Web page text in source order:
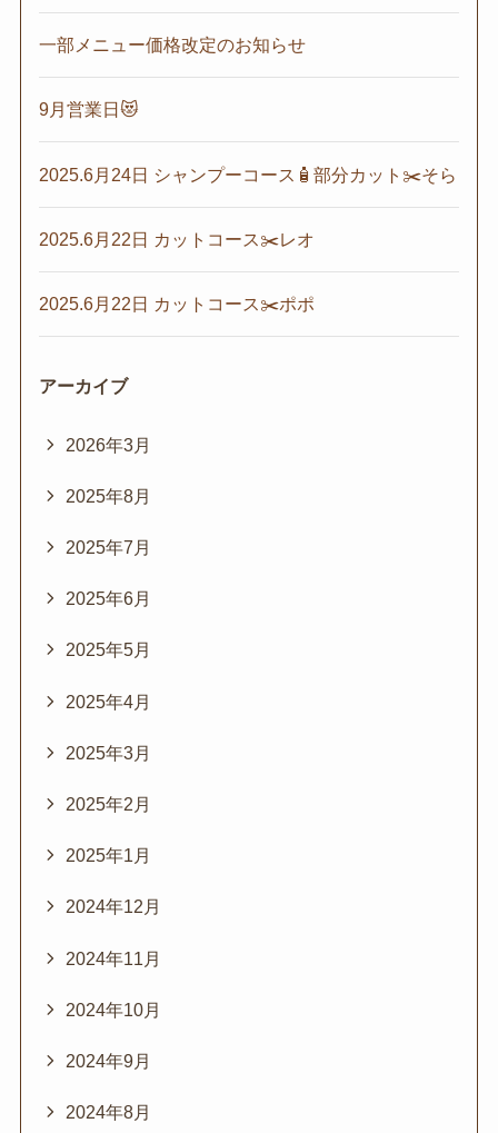
一部メニュー価格改定のお知らせ
9月営業日😻
2025.6月24日 シャンプーコース🧴部分カット✂️そら
2025.6月22日 カットコース✂️レオ
2025.6月22日 カットコース✂️ポポ
アーカイブ
2026年3月
2025年8月
2025年7月
2025年6月
2025年5月
2025年4月
2025年3月
2025年2月
2025年1月
2024年12月
2024年11月
2024年10月
2024年9月
2024年8月